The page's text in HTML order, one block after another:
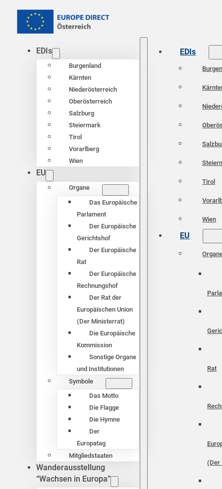
EDIs
Burgenland
Kärnten
Niederösterreich
Oberösterreich
Salzburg
Steiermark
Tirol
Vorarlberg
Wien
EU
Organe
Das Europäische
Parlament
Der Europäische
Gerichtshof
Der Europäische
Rat
Der Europäische
Rechnungshof
Der Rat der
Europäischen Union
(Der Ministerrat)
Die Europäische
Kommission
Sonstige Organe
und Institutionen
Symbole
Das Motto
Die Flagge
Die Hymne
Der
Europatag
Mitgliedstaaten
Wanderausstellung
“Wachsen in Europa”
EDIs
Tirol
Wien
EU
Rat
(Der